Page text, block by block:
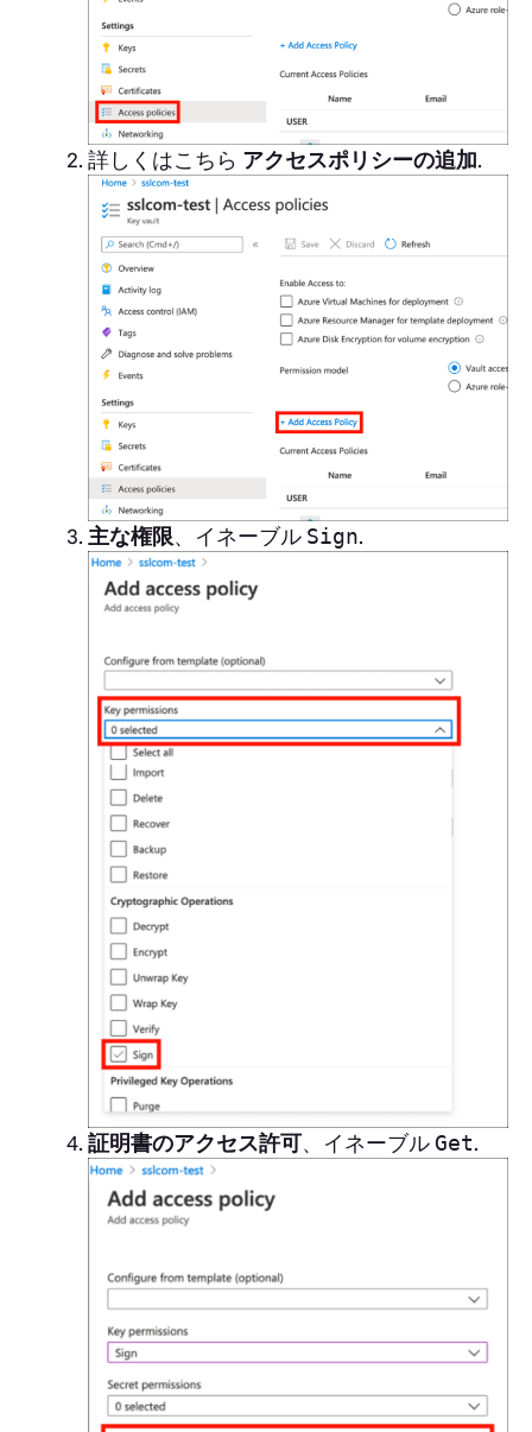
詳しくはこちら アクセスポリシーの追加.
主な権限、イネーブル Sign.
証明書のアクセス許可、イネーブル Get.